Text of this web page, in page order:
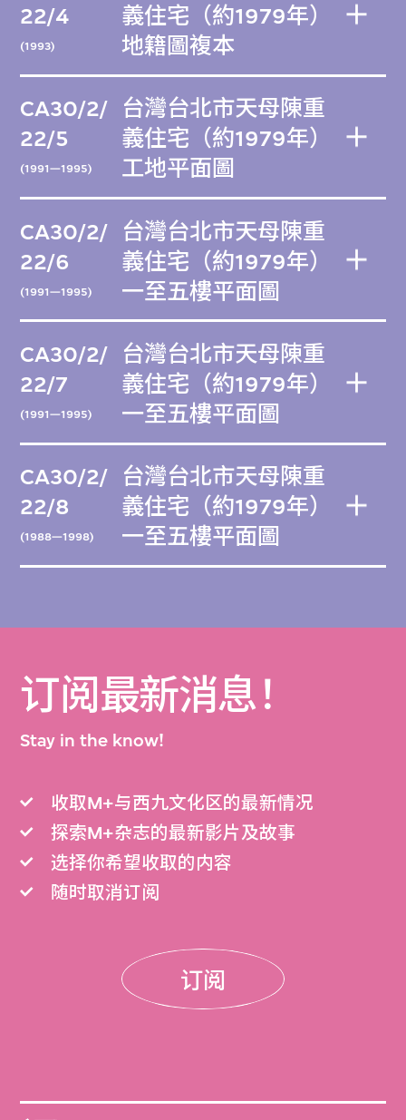
22/4
(1993)
義住宅（約1979年）
地籍圖複本
CA30/2/
22/5
(1991—1995)
台灣台北市天母陳重
義住宅（約1979年）
工地平面圖
CA30/2/
22/6
(1991—1995)
台灣台北市天母陳重
義住宅（約1979年）
一至五樓平面圖
CA30/2/
22/7
(1991—1995)
台灣台北市天母陳重
義住宅（約1979年）
一至五樓平面圖
CA30/2/
22/8
(1988—1998)
台灣台北市天母陳重
義住宅（約1979年）
一至五樓平面圖
订阅最新消息！
Stay in the know!
收取M+与西九文化区的最新情况
探索M+杂志的最新影片及故事
选择你希望收取的内容
随时取消订阅
订阅